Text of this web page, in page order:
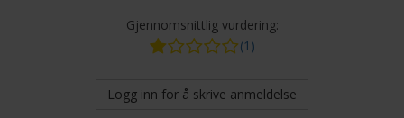
Gjennomsnittlig vurdering:
(1)
Logg inn for å skrive anmeldelse